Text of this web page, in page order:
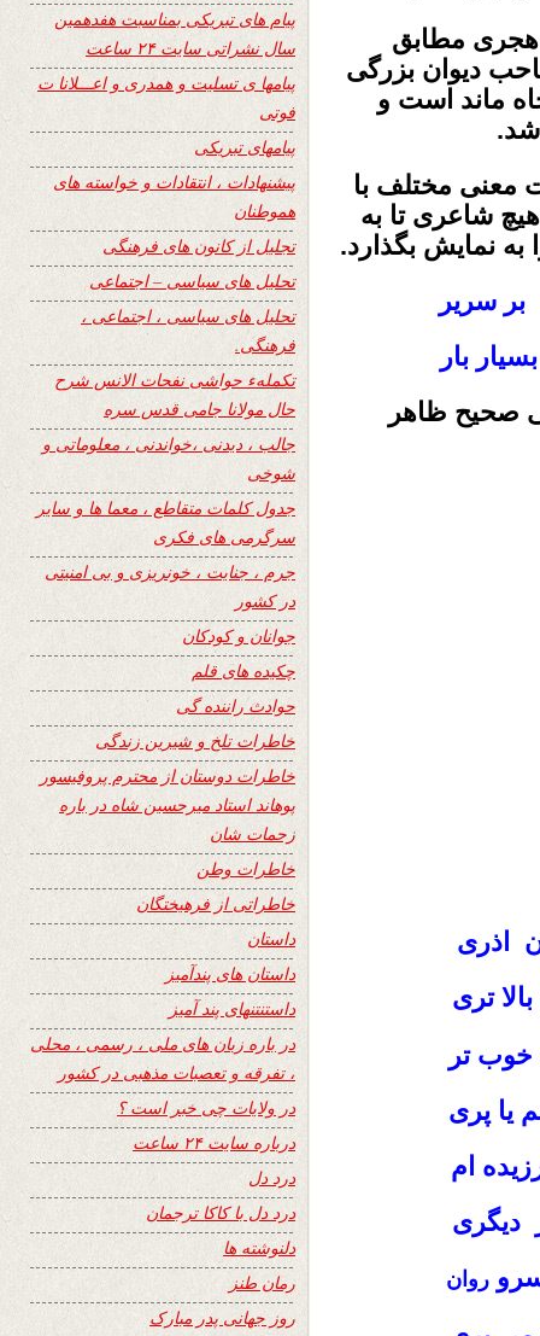
تولد وی را در یکم محرم سال ۶۵۱ هجری مطابق
دیوان بزرگی
ماند است و
معنی مختلف با
شاعری تا به
نمایش بگذارد.
سریر
بار
صحیح ظاهر
اذری
تری
خوب تر
یا پری
ام
دیگری
روان
پیام های تبریکی بمناسبت هفدهمین
سال نشراتی سایت ۲۴ ساعت
پیامها ی تسلیت و همدری و اعـــلانا ت
فوتی
پیامهای تبریکی
پیشنهادات ، انتقادات و خواسته های
هموطنان
تجلیل از کانون های فرهنگی
تحلیل های سیاسی – اجتماعی
تحلیل های سیاسی ، اجتماعی ،
فرهنگی.
تکملهء حواشی نفحات الانس شرح
حال مولانا جامی قدس سره
جالب ، دیدنی ،خواندنی ، معلوماتی و
شوخی
جدول کلمات متقاطع ، معما ها و سایر
سرگرمی های فکری
جرم ، جنایت ، خونریزی و بی امنیتی
در کشور
جوانان و کودکان
چکیده های قلم
حوادث راننده گی
خاطرات تلخ و شیرین زندگی
خاطرات دوستان از محترم پروفیسور
پوهاند استاد میرحسین شاه در باره
زحمات شان
خاطرات وطن
خاطراتی از فرهیختگان
داستان
داستان های پندآمیز
داستنتنهای پند آمیز
در باره زبان های ملی ، رسمی ، محلی
، تفرقه و تعصبات مذهبی در کشور
در ولایات چی خبر است ؟
درباره سایت ۲۴ ساعت
درد دل
درد دل با کاکا ترجمان
دلنوشته ها
رمان طنز
روز جهانی پدر مبارک